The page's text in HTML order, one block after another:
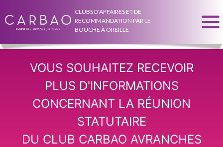
CLUBS D'AFFAIRES ET DE
RECOMMANDATION PAR LE
BOUCHE À OREILLE
VOUS SOUHAITEZ RECEVOIR
PLUS D'INFORMATIONS
CONCERNANT LA RÉUNION
STATUTAIRE
DU CLUB CARBAO AVRANCHES